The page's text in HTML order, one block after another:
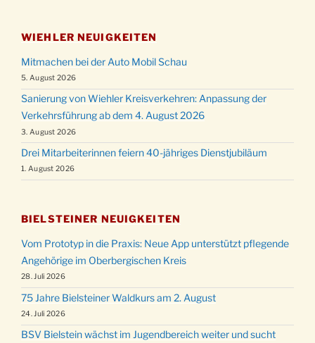
WIEHLER NEUIGKEITEN
Mitmachen bei der Auto Mobil Schau
5. August 2026
Sanierung von Wiehler Kreisverkehren: Anpassung der
Verkehrsführung ab dem 4. August 2026
3. August 2026
Drei Mitarbeiterinnen feiern 40-jähriges Dienstjubiläum
1. August 2026
BIELSTEINER NEUIGKEITEN
Vom Prototyp in die Praxis: Neue App unterstützt pflegende
Angehörige im Oberbergischen Kreis
28. Juli 2026
75 Jahre Bielsteiner Waldkurs am 2. August
24. Juli 2026
BSV Bielstein wächst im Jugendbereich weiter und sucht